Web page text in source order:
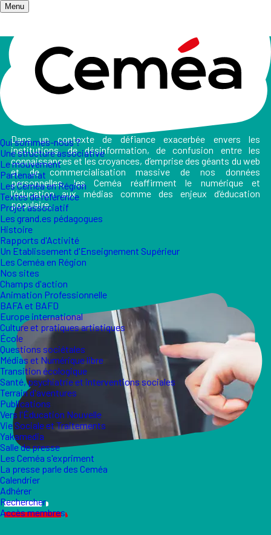
Menu
Qui sommes-nous ?
Une structure associative
Le mouvement
Partenariat
Les Ceméa en Région
Textes de référence
Projet associatif
Les grand.es pédagogues
Histoire
Rapports d'Activité
Un Etablissement d'Enseignement Supérieur
Les Ceméa en Région
Nos sites
Champs d'action
Animation Professionnelle
BAFA et BAFD
Europe international
Culture et pratiques artistiques
École
Questions sociétales
Médias et Numérique libre
Transition écologique
Santé, psychiatrie et interventions sociales
Terrain d'aventures
Publications
Vers l'Éducation Nouvelle
Vie Sociale et Traitements
Yakamedia
Salle de presse
Les Ceméa s'expriment
La presse parle des Ceméa
Calendrier
Adhérer
Rechercher
Accès membres
Accueil/
Les champs d'action
Médias et Numérique libre
Dans un contexte de défiance exacerbée envers les
institutions, de désinformation, de confusion entre les
connaissances et les croyances, d’emprise des géants du web
et de commercialisation massive de nos données
personnelles, les Ceméa réaffirment le numérique et
l'éducation aux médias comme des enjeux d’éducation
populaire.